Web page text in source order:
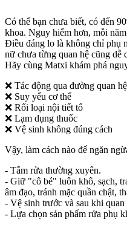
Có thể bạn chưa biết, có đến
khoa. Nguy hiểm hơn, mỗi
Điều đáng lo là không chỉ phụ
nữ chưa từng quan hệ cũng dễ
Hãy cùng Matxi khám phá
❌ Tác động qua đường quan
❌ Suy yếu cơ thể
❌ Rối loại nội tiết tố
❌ Lạm dụng thuốc
❌ Vệ sinh không đúng cách
Vậy, làm cách nào để ngăn
- Tắm rửa thường xuyên.
- Giữ "cô bé" luôn khô, sạch,
âm đạo, tránh mặc quần chật,
- Vệ sinh trước và sau khi quan
- Lựa chọn sản phẩm rửa phụ